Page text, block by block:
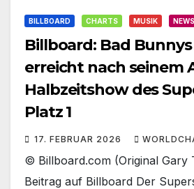
BILLBOARD CHARTS MUSIK NEWS
Billboard: Bad Bunnys
erreicht nach seinem
Halbzeitshow des
Platz 1
17. FEBRUAR 2026
© Billboard.com (Original Gary
Beitrag auf Billboard Der